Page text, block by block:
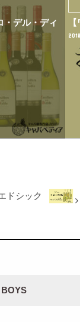
・デル・ディ
ドシック
BOYS